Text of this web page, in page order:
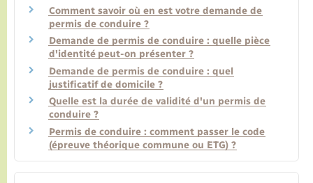
Comment savoir où en est votre demande de
permis de conduire ?
Demande de permis de conduire : quelle pièce
d'identité peut-on présenter ?
Demande de permis de conduire : quel
justificatif de domicile ?
Quelle est la durée de validité d'un permis de
conduire ?
Permis de conduire : comment passer le code
(épreuve théorique commune ou ETG) ?